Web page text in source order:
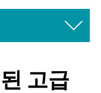
고급